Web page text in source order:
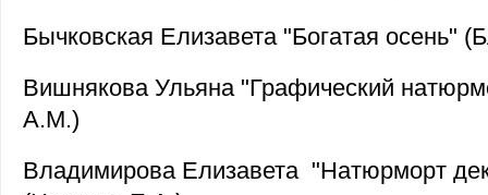
Бычковская Елизавета "Богатая осень"
Вишнякова Ульяна "Графический
А.М.)
Владимирова Елизавета "Натюрморт